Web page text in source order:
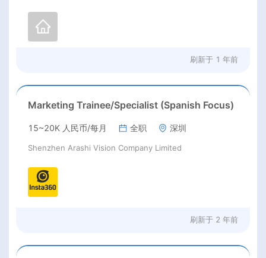
刷新于 1 年前
Marketing Trainee/Specialist (Spanish Focus)
15~20K 人民币/每月 全职 深圳
Shenzhen Arashi Vision Company Limited
刷新于 2 年前